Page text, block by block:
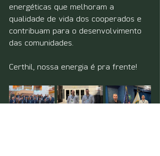
energéticas que melhoram a
qualidade de vida dos cooperados e
contribuam para o desenvolvimento
das comunidades.
Certhil, nossa energia é pra frente!